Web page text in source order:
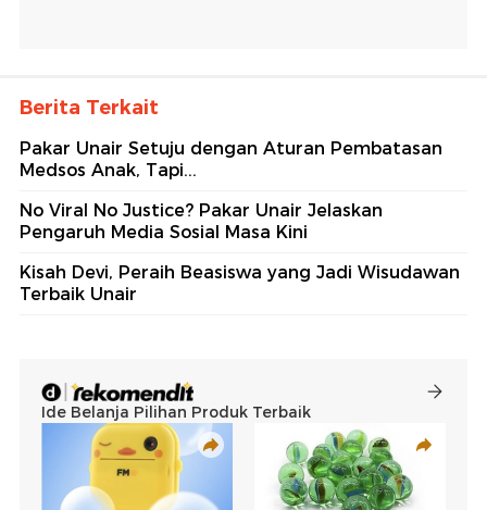
Berita Terkait
Pakar Unair Setuju dengan Aturan Pembatasan
Medsos Anak, Tapi...
No Viral No Justice? Pakar Unair Jelaskan
Pengaruh Media Sosial Masa Kini
Kisah Devi, Peraih Beasiswa yang Jadi Wisudawan
Terbaik Unair